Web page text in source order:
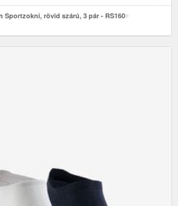
Sportzokni, rövid szárú, 3 pár - RS160